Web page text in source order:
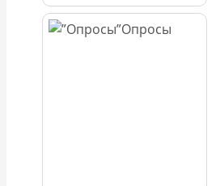
Опросы